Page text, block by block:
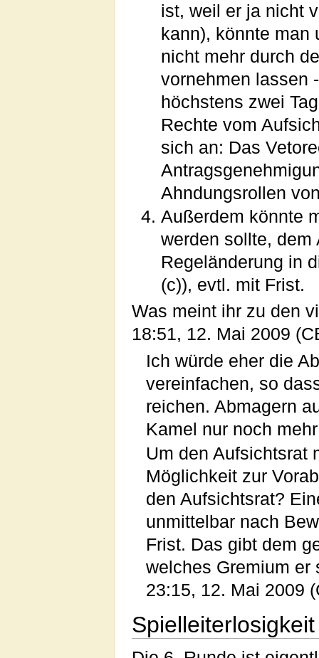
ist, weil er ja nicht
kann), könnte man
nicht mehr durch
vornehmen lassen
höchstens zwei
Rechte vom
sich an: Das
Ahndungsrollen
Außerdem könnte
werden sollte,
Regeländerung in
(c)), evtl. mit Frist.
Was meint ihr zu den
18:51, 12. Mai 2009
Ich würde eher die
vereinfachen, so
reichen. Abmagern
Kamel nur noch
Um den Aufsichtsrat
Möglichkeit zur
den Aufsichtsrat?
unmittelbar nach
Frist. Das gibt dem
welches Gremium er
23:15, 12. Mai 2009
Spielleiterlosigkeit